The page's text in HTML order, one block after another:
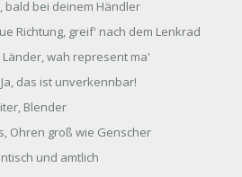
bald bei deinem Händler
Richtung, greif' nach dem Lenkrad
wah represent ma'
das ist unverkennbar!
Blender
Ohren groß wie Genscher
und amtlich